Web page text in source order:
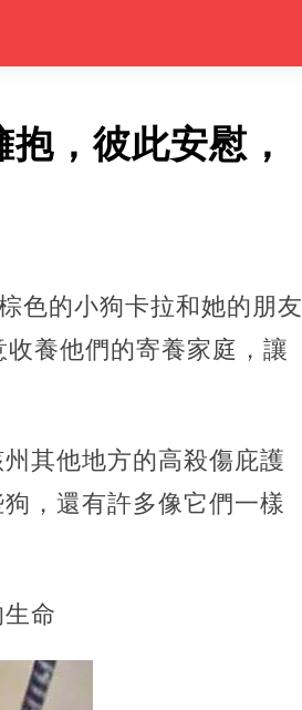
，彼此安慰，
色的小狗卡拉和她的朋友
養他們的寄養家庭，讓
其他地方的高殺傷庇護
，還有許多像它們一樣
命